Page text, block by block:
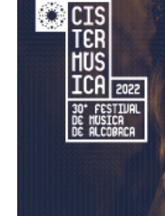
Acesso ao
Acesso aos
assinantes
Ofertas para